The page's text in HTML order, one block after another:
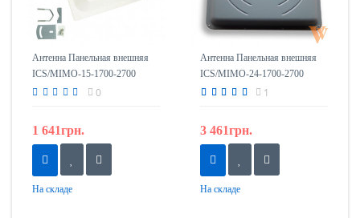
Антенна Панельная внешняя
ICS/MIMO-15-1700-2700
(15дБ)
0
1 641грн.
На складе
Антенна Панельная внешняя
ICS/MIMO-24-1700-2700
(24дБ)
1
3 461грн.
На складе